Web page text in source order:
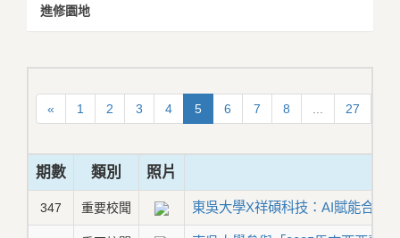
進修園地
« 1 2 3 4 5 6 7 8 27
期數 類別 照片
347 重要校聞 東吳大學X祥碩科技：AI賦能合作